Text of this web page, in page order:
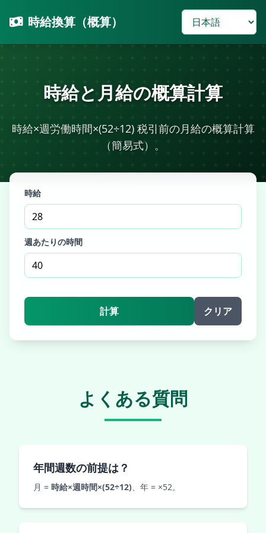
時給換算（概算）
時給と月給の概算計算
時給×週労働時間×(52÷12) 税引前の月給の概算計算
（簡易式）。
時給
週あたりの時間
計算 クリア
よくある質問
年間週数の前提は？
月 = 時給×週時間×(52÷12)、年 = ×52。